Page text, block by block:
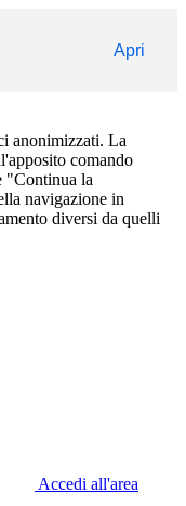
Apri
anonimizzati. La
comando
"Continua la
navigazione in
diversi da quelli
Accedi all'area